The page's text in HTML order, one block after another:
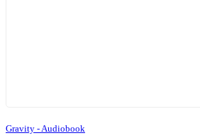
Gravity - Audiobook